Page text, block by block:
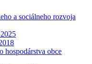
a sociálneho rozvoja
hospodárstva obce